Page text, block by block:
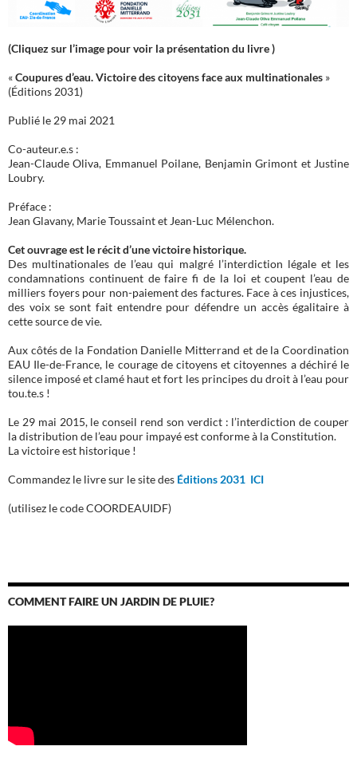
(Cliquez sur l’image pour voir la présentation du livre )
«Coupures d’eau. Victoire des citoyens face aux multinationales »
(Éditions 2031)
Publié le 29 mai 2021
Co-auteur.e.s :
Jean-Claude Oliva, Emmanuel Poilane, Benjamin Grimont et Justine
Loubry.
Préface :
Jean Glavany, Marie Toussaint et Jean-Luc Mélenchon.
Cet ouvrage est le récit d’une victoire historique.
Des multinationales de l’eau qui malgré l’interdiction légale et les
condamnations continuent de faire fi de la loi et coupent l’eau de
milliers foyers pour non-paiement des factures. Face à ces injustices,
des voix se sont fait entendre pour défendre un accès égalitaire à
cette source de vie.
Aux côtés de la Fondation Danielle Mitterrand et de la Coordination
EAU Ile-de-France, le courage de citoyens et citoyennes a déchiré le
silence imposé et clamé haut et fort les principes du droit à l’eau pour
tou.te.s !
Le 29 mai 2015, le conseil rend son verdict : l’interdiction de couper
la distribution de l’eau pour impayé est conforme à la Constitution.
La victoire est historique !
Commandez le livre sur le site des Éditions 2031 ICI
(utilisez le code COORDEAUIDF)
COMMENT FAIRE UN JARDIN DE PLUIE?